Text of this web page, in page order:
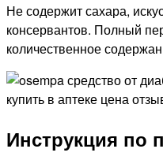
Не содержит сахара,
консервантов. Полный
количественное
Инструкция по